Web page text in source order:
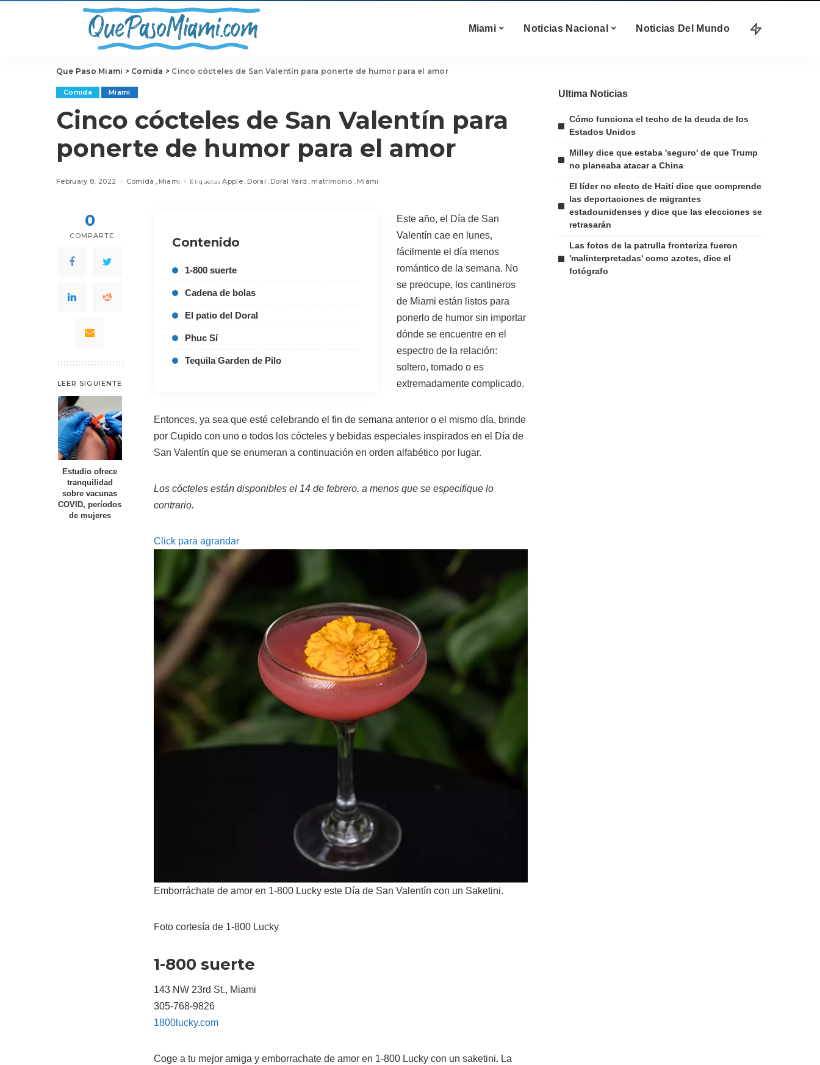
Miami Noticias Nacional Noticias Del Mundo
Que Paso Miami > Comida > Cinco cócteles de San Valentín para ponerte de humor para el amor
Comida Miami
Cinco cócteles de San Valentín para
ponerte de humor para el amor
February 8, 2022 Comida Miami Etiquetas Apple Doral Doral Yard matrimonio Miami
0
COMPARTE
LEER SIGUIENTE
Estudio ofrece
tranquilidad
sobre vacunas
COVID, períodos
de mujeres
Contenido
1-800 suerte
Cadena de bolas
El patio del Doral
Phuc Sí
Tequila Garden de Pilo
Este año, el Día de San
Valentín cae en lunes,
fácilmente el día menos
romántico de la semana. No
se preocupe, los cantineros
de Miami están listos para
ponerlo de humor sin importar
dónde se encuentre en el
espectro de la relación:
soltero, tomado o es
extremadamente complicado.
Entonces, ya sea que esté celebrando el fin de semana anterior o el mismo día, brinde
por Cupido con uno o todos los cócteles y bebidas especiales inspirados en el Día de
San Valentín que se enumeran a continuación en orden alfabético por lugar.
Los cócteles están disponibles el 14 de febrero, a menos que se especifique lo
contrario.
Click para agrandar
Emborráchate de amor en 1-800 Lucky este Día de San Valentín con un Saketini.
Foto cortesía de 1-800 Lucky
1-800 suerte
143 NW 23rd St., Miami
305-768-9826
1800lucky.com
Coge a tu mejor amiga y emborrachate de amor en 1-800 Lucky con un saketini. La
Ultima Noticias
Cómo funciona el techo de la deuda de los
Estados Unidos
Milley dice que estaba 'seguro' de que Trump
no planeaba atacar a China
El líder no electo de Haití dice que comprende
las deportaciones de migrantes
estadounidenses y dice que las elecciones se
retrasarán
Las fotos de la patrulla fronteriza fueron
'malinterpretadas' como azotes, dice el
fotógrafo